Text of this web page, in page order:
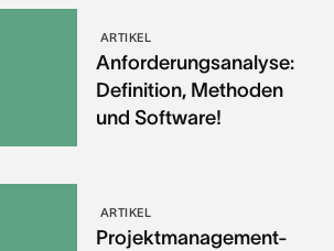
ARTIKEL
Anforderungsanalyse:
Definition, Methoden
und Software!
ARTIKEL
Projektmanagement-